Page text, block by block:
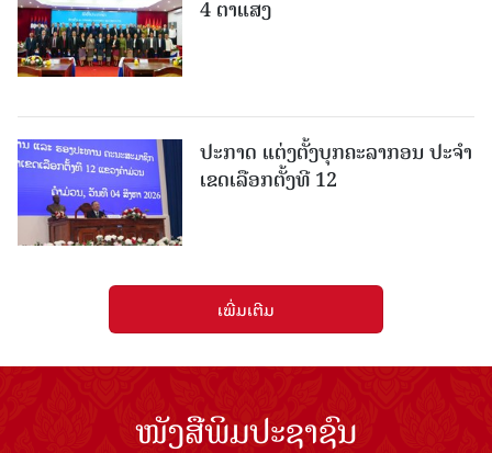
4 ຕາແສງ
ປະກາດ ແຕ່ງຕັ້ງບຸກຄະລາກອນ ປະຈໍາ
ເຂດເລືອກຕັ້ງທີ 12
ເພີ່ມເຕີມ
ໜັງສືພິມປະຊາຊົນ